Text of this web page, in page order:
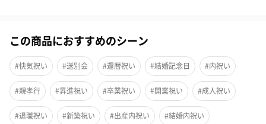
北海道産の最高級バターを使用した、プレミアムバターサンドの
「パイナップル」フレーバーです。ココナッツとパイナップルの
香りと甘みが拡がり、しっとりとしたバターの中に南国らしさが
絶妙に表れます。
冷凍で食べると、ザクザクとした食感で、まるでアイスを食べて
この商品におすすめのシーン
#快気祝い #送別会 #還暦祝い #結婚記念日 #内祝い
#親孝行 #昇進祝い #卒業祝い #開業祝い #成人祝い
#退職祝い #新築祝い #出産内祝い #結婚内祝い